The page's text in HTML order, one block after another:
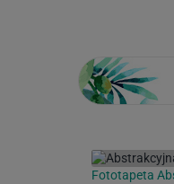
Fototapeta